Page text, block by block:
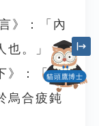
》：「內
。」
》：「且
烏合疲鈍
貓頭鷹博士